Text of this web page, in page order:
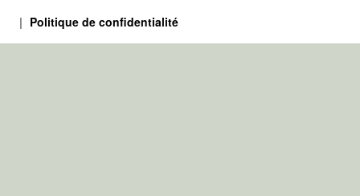
Politique de confidentialité